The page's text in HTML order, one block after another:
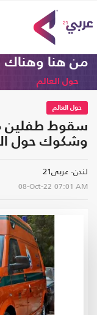
من هنا وهناك
حول العالم
حول العالم
سقوط طفلين
وشكوك حول
لندن- عربى21
08-Oct-22 07:01 AM